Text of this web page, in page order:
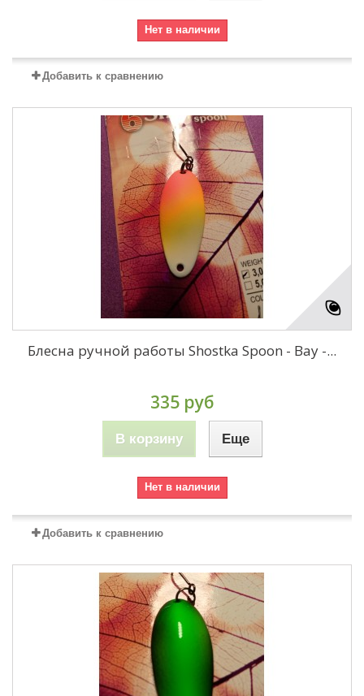
Нет в наличии
Добавить к сравнению
Блесна ручной работы Shostka Spoon - Bay -...
335 руб
В корзину Еще
Нет в наличии
Добавить к сравнению